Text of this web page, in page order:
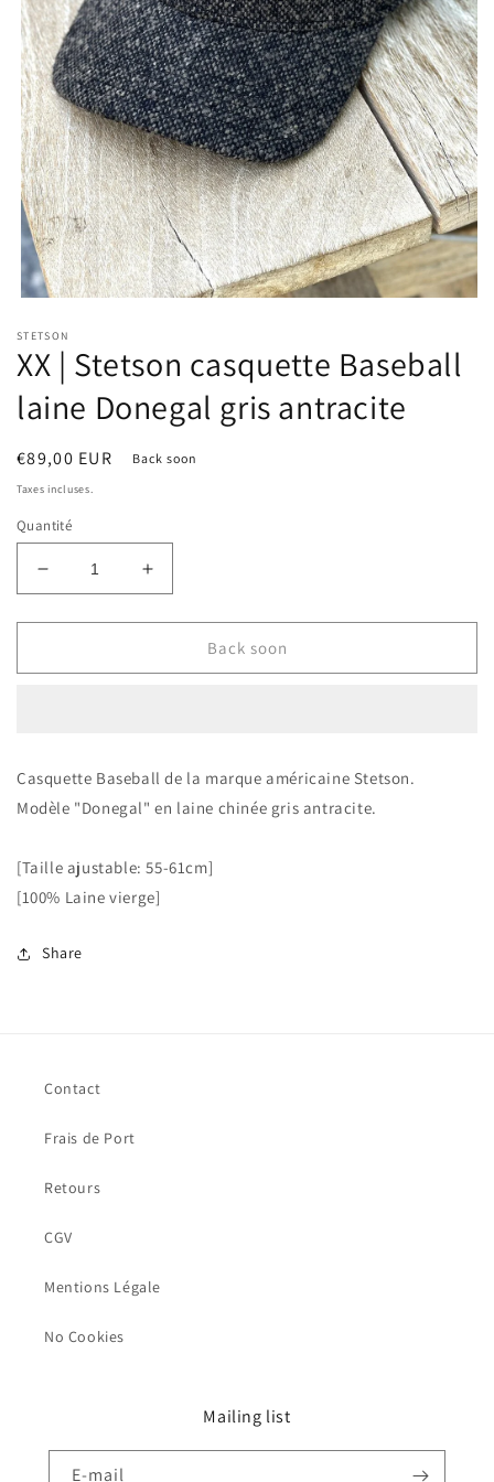
média
1
dans
fenêtre
modale
STETSON
XX | Stetson casquette Baseball
laine Donegal gris antracite
Prix
habituel
€89,00 EUR Back soon
Taxes incluses.
Quantité
Réduire
la
quantité
XX
laine
Donegal
antracite
Augmenter
la
quantité
XX
laine
Donegal
antracite
Back soon
Casquette Baseball de la marque américaine Stetson.
Modèle "Donegal" en laine chinée gris antracite.
[Taille ajustable: 55-61cm]
[100% Laine vierge]
Share
Contact
Frais de Port
Retours
CGV
Mentions Légale
No Cookies
Mailing list
E-mail